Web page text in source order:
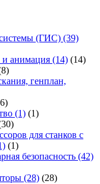
(ГИС) (39)
и анимация (14) (14)
генплан,
(1) (1)
для станков с
(1)
безопасность (42)
(28) (28)